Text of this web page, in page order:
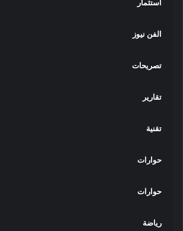
استثمار
الفن نيوز
تصريحات
تقارير
تقنية
حوارات
حوارات
رياضة